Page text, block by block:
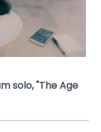
solo, "The Age